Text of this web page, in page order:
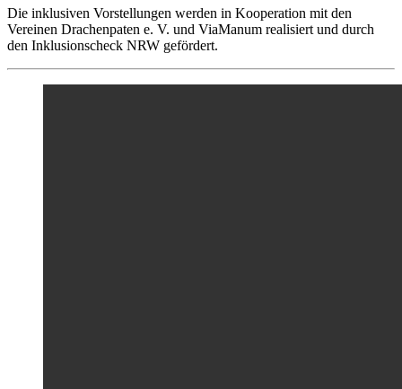
Die inklusiven Vorstellungen werden in Kooperation mit den
Vereinen Drachenpaten e. V. und ViaManum realisiert und durch
den Inklusionscheck NRW gefördert.